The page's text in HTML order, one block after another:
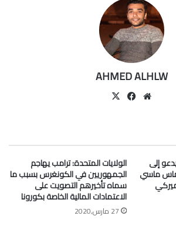
AHMED ALHLW
موقعفيسبوك
إلى
ماسي
الولايات المتحدة: ترامب يهاجم
الجمهوريين في الكونغرس بسبب ما
سماه تأخيرهم التصويت على
الاعتمادات المالية الخاصة بكورونا
27 مارس,2020